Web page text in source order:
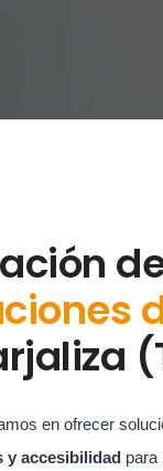
en ofrecer
y accesibilidad para